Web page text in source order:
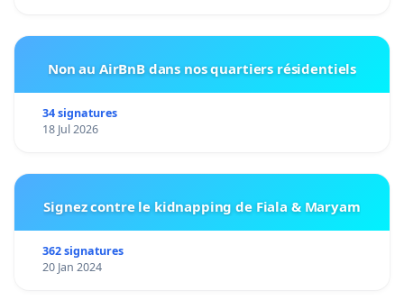
Non au AirBnB dans nos quartiers résidentiels
34 signatures
18 Jul 2026
Signez contre le kidnapping de Fiala & Maryam
362 signatures
20 Jan 2024